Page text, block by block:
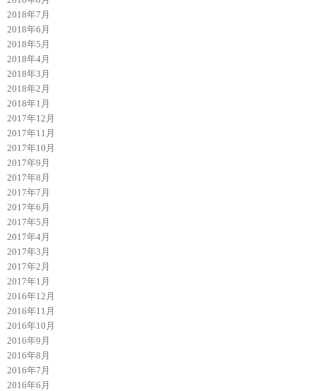
2018年7月
2018年6月
2018年5月
2018年4月
2018年3月
2018年2月
2018年1月
2017年12月
2017年11月
2017年10月
2017年9月
2017年8月
2017年7月
2017年6月
2017年5月
2017年4月
2017年3月
2017年2月
2017年1月
2016年12月
2016年11月
2016年10月
2016年9月
2016年8月
2016年7月
2016年6月